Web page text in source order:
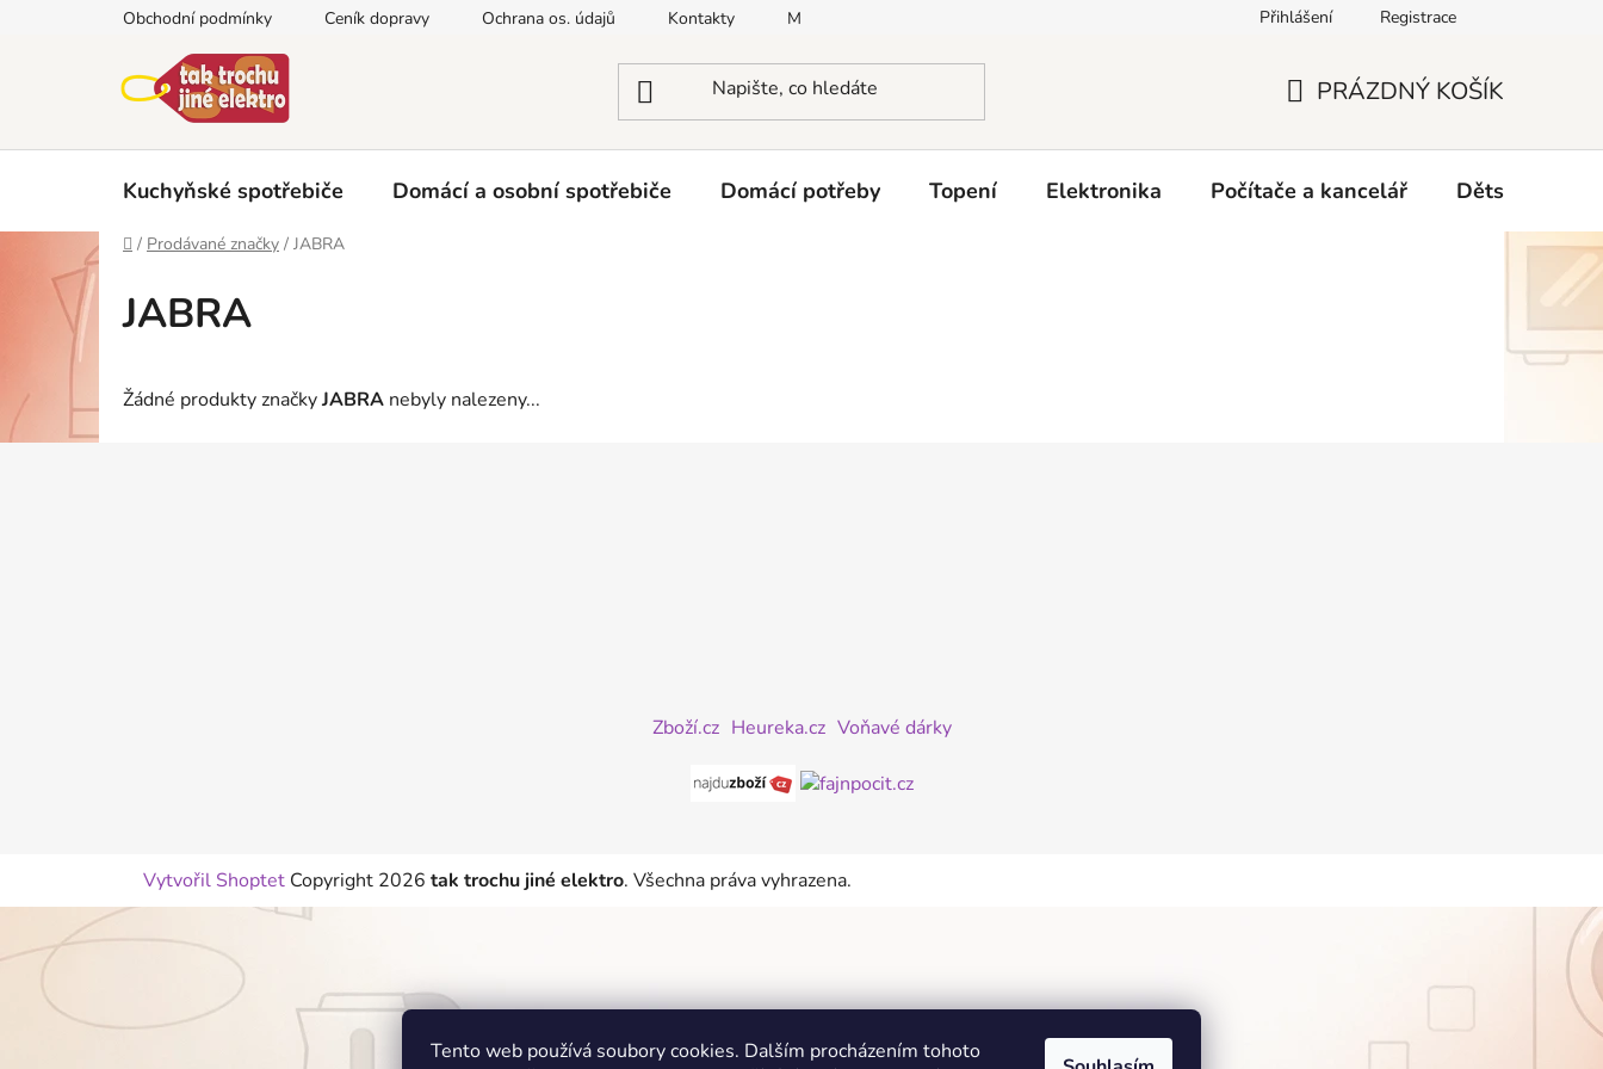
Tento web používá soubory cookies. Dalším procházením tohoto
Obchodní podmínky Ceník dopravy Ochrana os. údajů Kontakty Moje objednávka Přihlášení Registrace
KOŠÍK
PRÁZDNÝ KOŠÍK
Kuchyňské spotřebiče Domácí a osobní spotřebiče Domácí potřeby Topení Elektronika Počítače a kancelář Dětské zboží
Domů
/ Prodávané značky / JABRA
JABRA
Žádné produkty značkyJABRA nebyly nalezeny...
Zboží.cz Heureka.cz Voňavé dárky
Vytvořil Shoptet Copyright 2026 tak trochu jiné elektro. Všechna práva vyhrazena.